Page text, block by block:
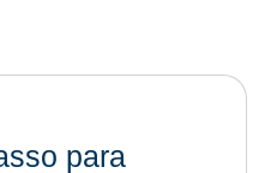
para